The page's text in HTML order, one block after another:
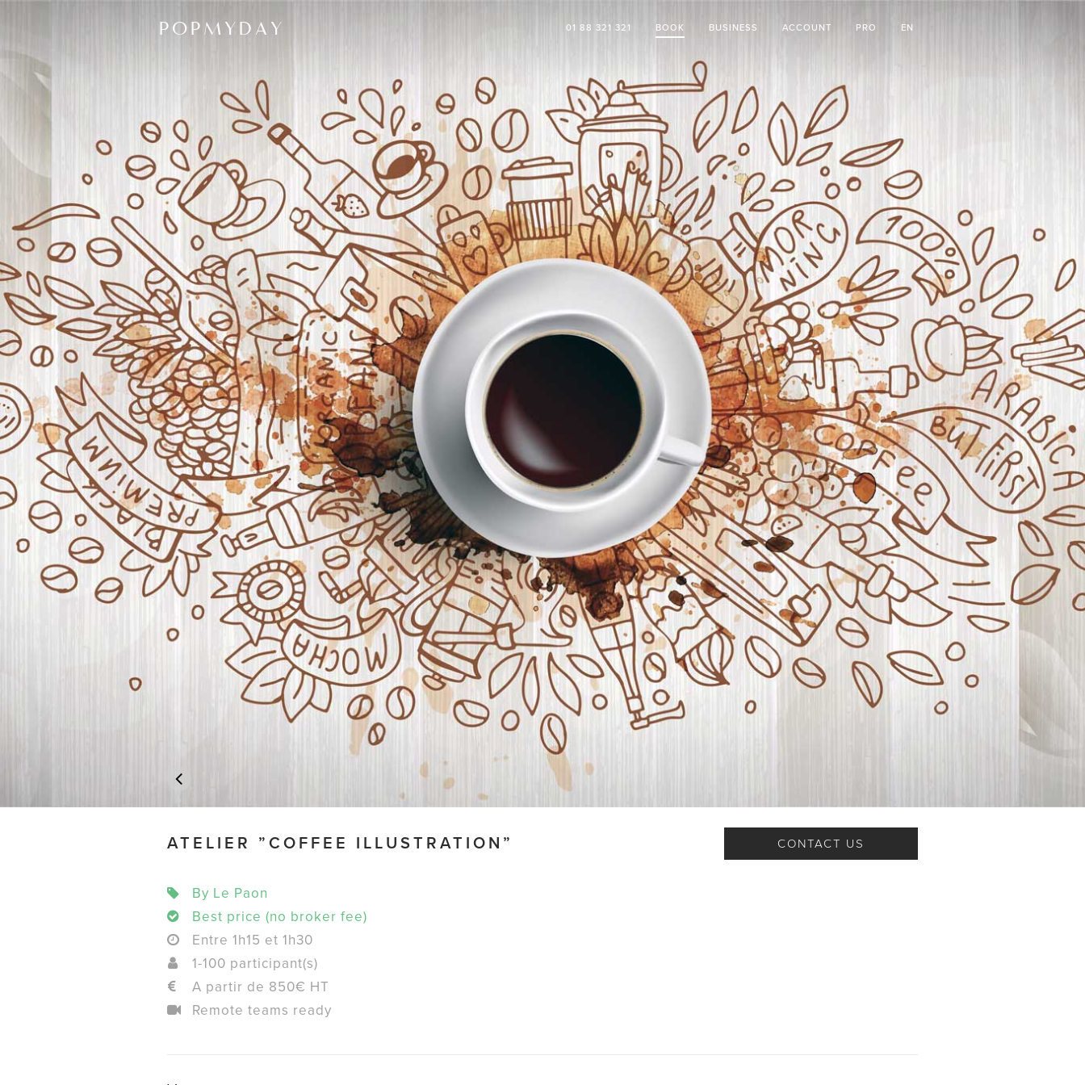
POPMYDAY 01 88 321 321 BOOK BUSINESS ACCOUNT PRO EN
ATELIER ”COFFEE ILLUSTRATION”
By Le Paon
Best price (no broker fee)
Entre 1h15 et 1h30
1-100 participant(s)
A partir de 850€ HT
Remote teams ready
CONTACT US